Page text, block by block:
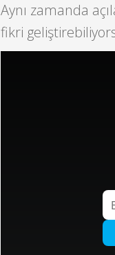
Aynı zamanda
fikri